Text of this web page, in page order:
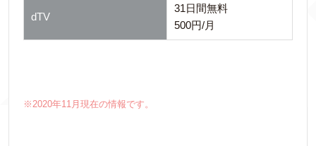
dTV
31日間無料
500円/月
※2020年11月現在の情報です。